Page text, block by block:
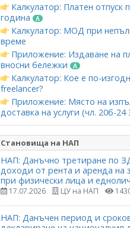
Калкулатор: Платен отпуск
година
Калкулатор: МОД при
време
Приложение: Издаване на
вносни бележки
Калкулатор: Кое е по-
freelancer?
Приложение: Място на
доставка на услуги (чл. 20б-
Становища на НАП
НАП: Данъчно третиране по
доходи от рента и аренда на
при физически лица и
17.07.2026 ЦУ на НАП
НАП: Данъчен период и